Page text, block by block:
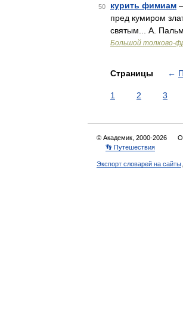
50 курить фимиам
пред кумиром
святым... А.
Большой толково-
Страницы ←
1 2 3
© Академик, 2000-2026
👣 Путешествия
Экспорт словарей на сайты